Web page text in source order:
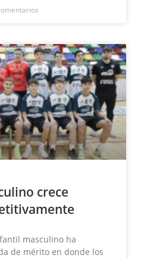
crece
masculino ha
de mérito en donde los